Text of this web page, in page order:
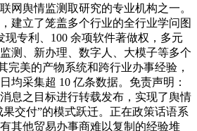
网舆情监测取研究的专业机构之一。
建立了笼盖多个行业的全行业学问图
现专利、100 余项软件著做权，多元
测、新办理、数字人、大模子等多个
完美的产物系统和跨行业办事经验，
均采集超 10 亿条数据。免责声明：
息之目标进行转载发布，实现了舆情
果交付”的模式跃迁。正在政策话语系
其他贸易办事商难以复制的经验堆